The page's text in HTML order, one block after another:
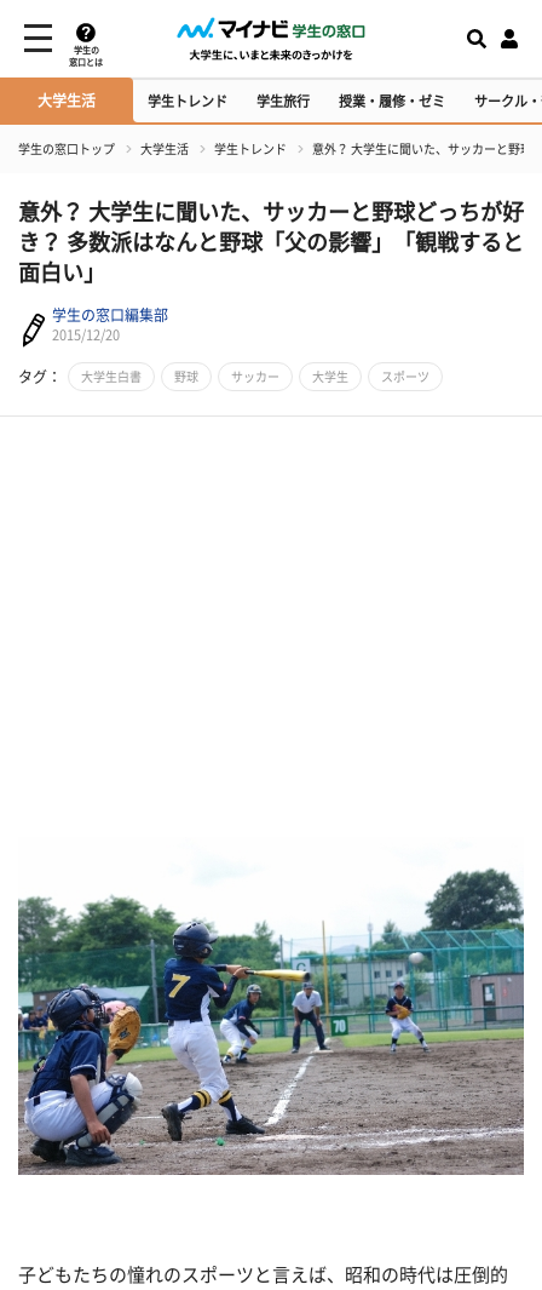
学生の
窓口とは
大学生活 学生トレンド 学生旅行 授業・履修・ゼミ サークル
学生の窓口トップ 大学生活 学生トレンド 意外？ 大学生に聞いた、サッカーと野球
意外？ 大学生に聞いた、サッカーと野球どっちが好
き？ 多数派はなんと野球「父の影響」「観戦すると
面白い」
学生の窓口編集部
2015/12/20
タグ： 大学生白書 野球 サッカー 大学生 スポーツ
子どもたちの憧れのスポーツと言えば、昭和の時代は圧倒的